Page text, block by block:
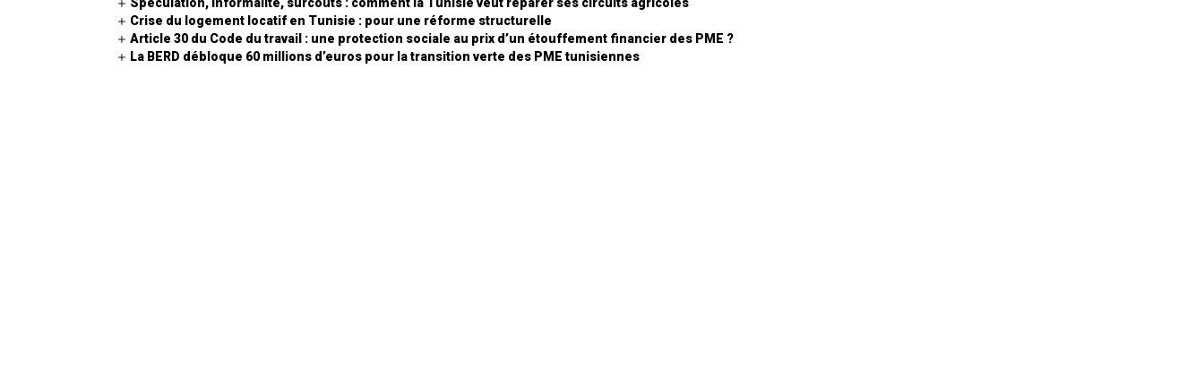
Crise du logement locatif en Tunisie : pour une réforme structurelle
Article 30 du Code du travail : une protection sociale au prix d’un étouffement financier des PME ?
La BERD débloque 60 millions d’euros pour la transition verte des PME tunisiennes